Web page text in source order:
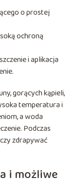
o prostej
ochroną
i aplikacja
gorących kąpieli,
temperatura i
a woda
Podczas
zdrapywać
i możliwe